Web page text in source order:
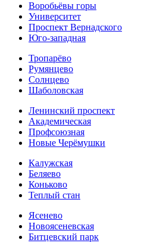
Воробьёвы горы
Университет
Проспект Вернадского
Юго-западная
Тропарёво
Румянцево
Солнцево
Шаболовская
Ленинский проспект
Академическая
Профсоюзная
Новые Черёмушки
Калужская
Беляево
Коньково
Теплый стан
Ясенево
Новоясеневская
Битцевский парк